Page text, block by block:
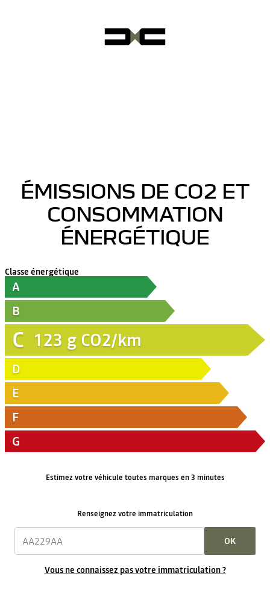
ÉMISSIONS DE CO2 ET
CONSOMMATION
ÉNERGÉTIQUE
Classe énergétique
A
B
C 123 g CO2/km
D
E
F
G
Estimez votre véhicule toutes marques en 3 minutes
Renseignez votre immatriculation
OK
Vous ne connaissez pas votre immatriculation ?